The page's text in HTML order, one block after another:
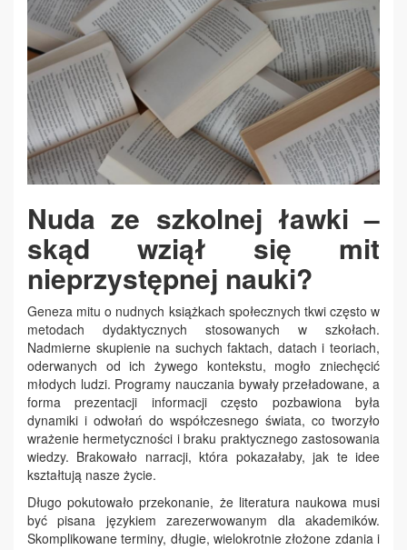
Nuda ze szkolnej ławki –
skąd wziął się mit
nieprzystępnej nauki?
Geneza mitu o nudnych książkach społecznych tkwi często w
metodach dydaktycznych stosowanych w szkołach.
Nadmierne skupienie na suchych faktach, datach i teoriach,
oderwanych od ich żywego kontekstu, mogło zniechęcić
młodych ludzi. Programy nauczania bywały przeładowane, a
forma prezentacji informacji często pozbawiona była
dynamiki i odwołań do współczesnego świata, co tworzyło
wrażenie hermetyczności i braku praktycznego zastosowania
wiedzy. Brakowało narracji, która pokazałaby, jak te idee
kształtują nasze życie.
Długo pokutowało przekonanie, że literatura naukowa musi
być pisana językiem zarezerwowanym dla akademików.
Skomplikowane terminy, długie, wielokrotnie złożone zdania i